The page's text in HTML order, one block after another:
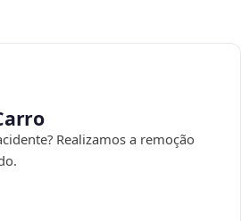
Realizamos a remoção